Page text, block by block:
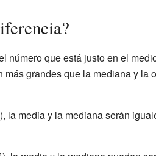
número que está justo en el
grandes que la mediana y la
la media y la mediana serán